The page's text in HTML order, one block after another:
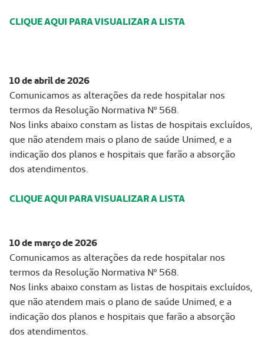
CLIQUE AQUI PARA VISUALIZAR A LISTA
10 de abril de 2026
Comunicamos as alterações da rede hospitalar nos
termos da Resolução Normativa Nº 568.
Nos links abaixo constam as listas de hospitais excluídos,
que não atendem mais o plano de saúde Unimed, e a
indicação dos planos e hospitais que farão a absorção
dos atendimentos.
CLIQUE AQUI PARA VISUALIZAR A LISTA
10 de março de 2026
Comunicamos as alterações da rede hospitalar nos
termos da Resolução Normativa Nº 568.
Nos links abaixo constam as listas de hospitais excluídos,
que não atendem mais o plano de saúde Unimed, e a
indicação dos planos e hospitais que farão a absorção
dos atendimentos.